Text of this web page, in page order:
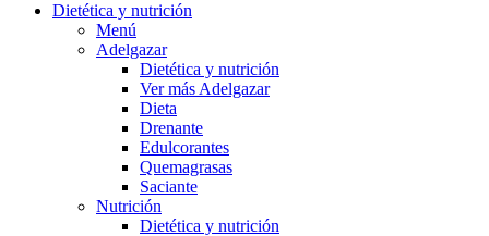
Dietética y nutrición
Menú
Adelgazar
Dietética y nutrición
Ver más Adelgazar
Dieta
Drenante
Edulcorantes
Quemagrasas
Saciante
Nutrición
Dietética y nutrición